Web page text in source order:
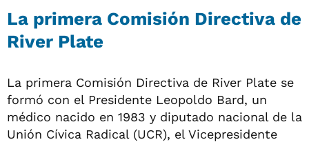
La primera Comisión Directiva de
River Plate
La primera Comisión Directiva de River Plate se
formó con el Presidente Leopoldo Bard, un
médico nacido en 1983 y diputado nacional de la
Unión Cívica Radical (UCR), el Vicepresidente